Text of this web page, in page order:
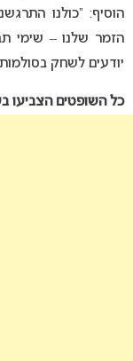
הוסיף: “כולנו
הזמר שלנו – שימי
יודעים לשחק
כל השופטים הצביעו בעד. איתן